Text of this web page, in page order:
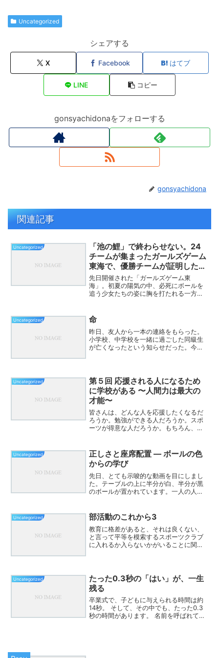
Uncategorized
シェアする
X Facebook はてブ
LINE コピー
gonsyachidonaをフォローする
gonsyachidona
関連記事
Uncategorized
「池の鯉」で終わらせない。24
チームが集まったガールズゲーム
東海で、優勝チームが証明した
「子供が主役」の真髄。
先日開催された「ガールズゲーム東
海」。初夏の陽気の中、必死にボールを
追う少女たちの姿に胸を打たれる一方
した。今日は、一保護者の独り言とし
て、しかし、これからの子供たちの...
Uncategorized 命
昨日、友人から一本の連絡をもらった。
小学校、中学校を一緒に過ごした同級生
が亡くなったという知らせだった。今
子どもたち――男の子、男の...
Uncategorized
第５回 応援される人になるため
に学校がある 〜人間力は最大の
才能〜
皆さんは、どんな人を応援したくなるだ
ろうか。勉強ができる人だろうか。スポ
ーツが得意な人だろうか。もちろん、そ
う人ではないだろうか。素直な人。感謝
できる人。一生懸命な人。...
Uncategorized
正しさと座席配置 ― ボールの色
からの学び
先日、とても示唆的な動画を目にしまし
た。テーブルの上に半分が白、半分が黒
のボールが置かれています。一人の人は
ことを“正しい”と信じて疑わない。しか
し席を入れ替えてみると...
Uncategorized 部活動のこれから3
教育に格差があると、それは良くない、
と言って平等を模索するスポーツクラブ
に入れるか入らないかがいることに関し
Uncategorized
たった0.3秒の「はい」が、一生
残る
卒業式で、子どもに与えられる時間は約
14秒。 そして、その中でも、たった0.3
秒の時間があります。 名前を呼ばれて返